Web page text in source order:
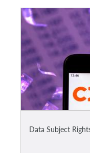
Data Subject